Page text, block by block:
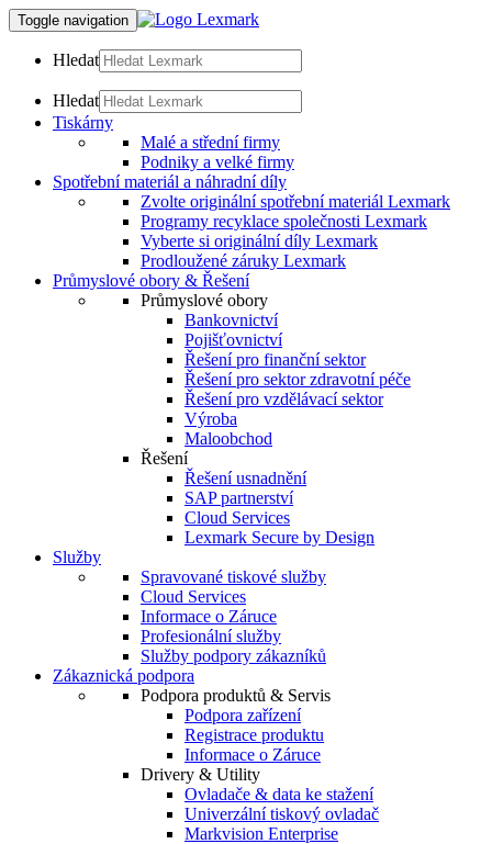
Toggle navigation
Hledat
Hledat
Tiskárny
Malé a střední firmy
Podniky a velké firmy
Spotřební materiál a náhradní díly
Zvolte originální spotřební materiál Lexmark
Programy recyklace společnosti Lexmark
Vyberte si originální díly Lexmark
Prodloužené záruky Lexmark
Průmyslové obory & Řešení
Průmyslové obory
Bankovnictví
Pojišťovnictví
Řešení pro finanční sektor
Řešení pro sektor zdravotní péče
Řešení pro vzdělávací sektor
Výroba
Maloobchod
Řešení
Řešení usnadnění
SAP partnerství
Cloud Services
Lexmark Secure by Design
Služby
Spravované tiskové služby
Cloud Services
Informace o Záruce
Profesionální služby
Služby podpory zákazníků
Zákaznická podpora
Podpora produktů & Servis
Podpora zařízení
Registrace produktu
Informace o Záruce
Drivery & Utility
Ovladače & data ke stažení
Univerzální tiskový ovladač
Markvision Enterprise